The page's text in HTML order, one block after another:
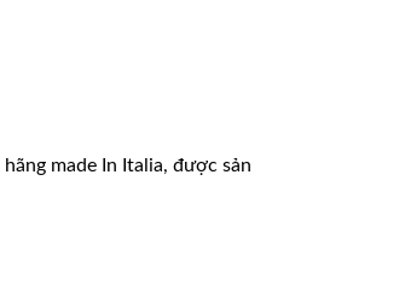
made In Italia, được sản